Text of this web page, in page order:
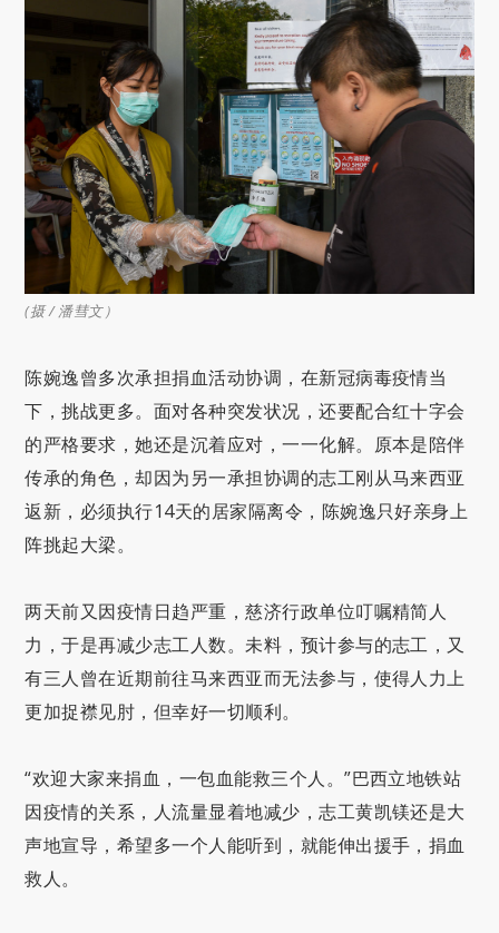
(摄 / 潘彗文）
陈婉逸曾多次承担捐血活动协调，在新冠病毒疫情当
下，挑战更多。面对各种突发状况，还要配合红十字会
的严格要求，她还是沉着应对，一一化解。原本是陪伴
传承的角色，却因为另一承担协调的志工刚从马来西亚
返新，必须执行14天的居家隔离令，陈婉逸只好亲身上
阵挑起大梁。
两天前又因疫情日趋严重，慈济行政单位叮嘱精简人
力，于是再减少志工人数。未料，预计参与的志工，又
有三人曾在近期前往马来西亚而无法参与，使得人力上
更加捉襟见肘，但幸好一切顺利。
“欢迎大家来捐血，一包血能救三个人。”巴西立地铁站
因疫情的关系，人流量显着地减少，志工黄凯镁还是大
声地宣导，希望多一个人能听到，就能伸出援手，捐血
救人。